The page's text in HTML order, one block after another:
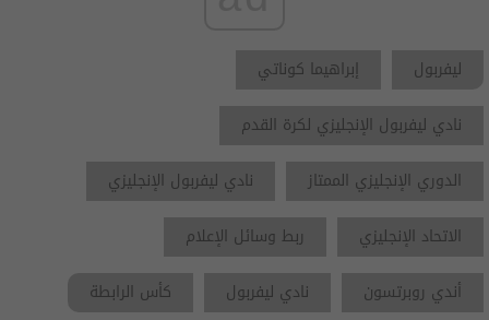
ليفربول
إبراهيما كوناتي
نادي ليفربول الإنجليزي لكرة القدم
الدوري الإنجليزي الممتاز
نادي ليفربول الإنجليزي
الاتحاد الإنجليزي
ربط وسائل الإعلام
أندي روبرتسون
نادي ليفربول كأس الرابطة